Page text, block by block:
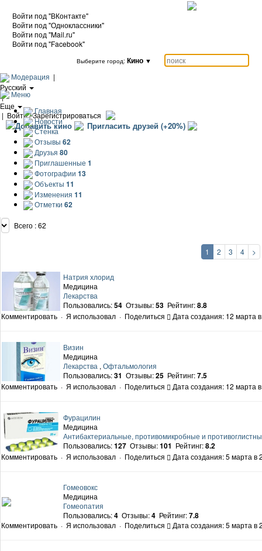
Войти под "ВКонтакте"
Войти под "Одноклассники"
Войти под "Mail.ru"
Войти под "Facebook"
Выберите город: Кино ▼
Модерация |
Русский
|
Еще
| Войти / Зарегистрироваться
Добавить кино Пригласить друзей (+20%)
Меню
Главная
Новости
Стенка
Отзывы 62
Друзья 80
Приглашенные 1
Фотографии 13
Объекты 11
Изменения 11
Отметки 62
Всего : 62
1 2 3 4 >
Натрия хлорид
Медицина
Лекарства
Пользовались:54 Отзывы:53 Рейтинг:8.8
Комментировать · Я использовал · Поделиться Дата создания: 12 марта
Визин
Медицина
Лекарства , Офтальмология
Пользовались:31 Отзывы:25 Рейтинг:7.5
Комментировать · Я использовал · Поделиться Дата создания: 12 марта
Фурацилин
Медицина
Антибактериальные, противомикробные и
Пользовались:127 Отзывы:101 Рейтинг:8.2
Комментировать · Я использовал · Поделиться Дата создания: 5 марта в
Гомеовокс
Медицина
Гомеопатия
Пользовались:4 Отзывы:4 Рейтинг:7.8
Комментировать · Я использовал · Поделиться Дата создания: 5 марта в